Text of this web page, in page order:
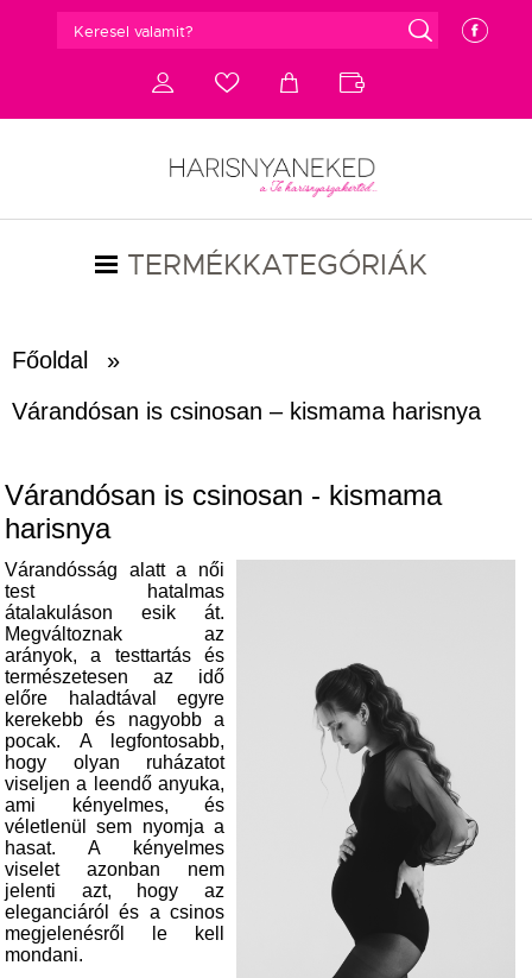
e g
d c a b
TERMÉKKATEGÓRIÁK
Főoldal
»
Várandósan is csinosan – kismama harisnya
Várandósan is csinosan - kismama
harisnya
Várandósság alatt a női
test hatalmas
átalakuláson esik át.
Megváltoznak az
arányok, a testtartás és
természetesen az idő
előre haladtával egyre
kerekebb és nagyobb a
pocak. A legfontosabb,
hogy olyan ruházatot
viseljen a leendő anyuka,
ami kényelmes, és
véletlenül sem nyomja a
hasat. A kényelmes
viselet azonban nem
jelenti azt, hogy az
eleganciáról és a csinos
megjelenésről le kell
mondani.